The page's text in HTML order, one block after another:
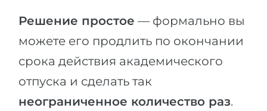
Решение простое — формально вы
можете его продлить по окончании
срока действия академического
отпуска и сделать так
неограниченное количество раз.